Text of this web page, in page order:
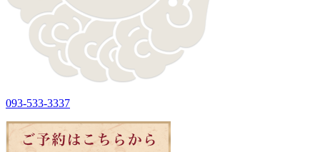
093-533-3337